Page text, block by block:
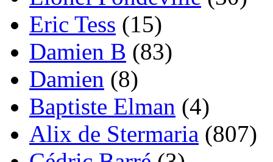
Eric Tess (15)
Damien B (83)
Damien (8)
Baptiste Elman (4)
Alix de Stermaria (807)